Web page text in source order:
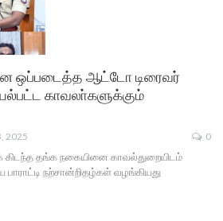
ஒப்படைத்த ஆட்டோ டிரைவர்
காவலா்களுக்கும்
2025 0
கிடந்த தங்க நகையினை காவல்துறையிடம்
நற்சான்றிதழ்கள் வழங்கியது